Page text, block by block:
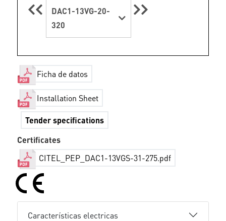
DAC1-13VG-20-
320
Ficha de datos
Installation Sheet
Tender specifications
Certificates
CITEL_PEP_DAC1-13VGS-31-275.pdf
Características electricas